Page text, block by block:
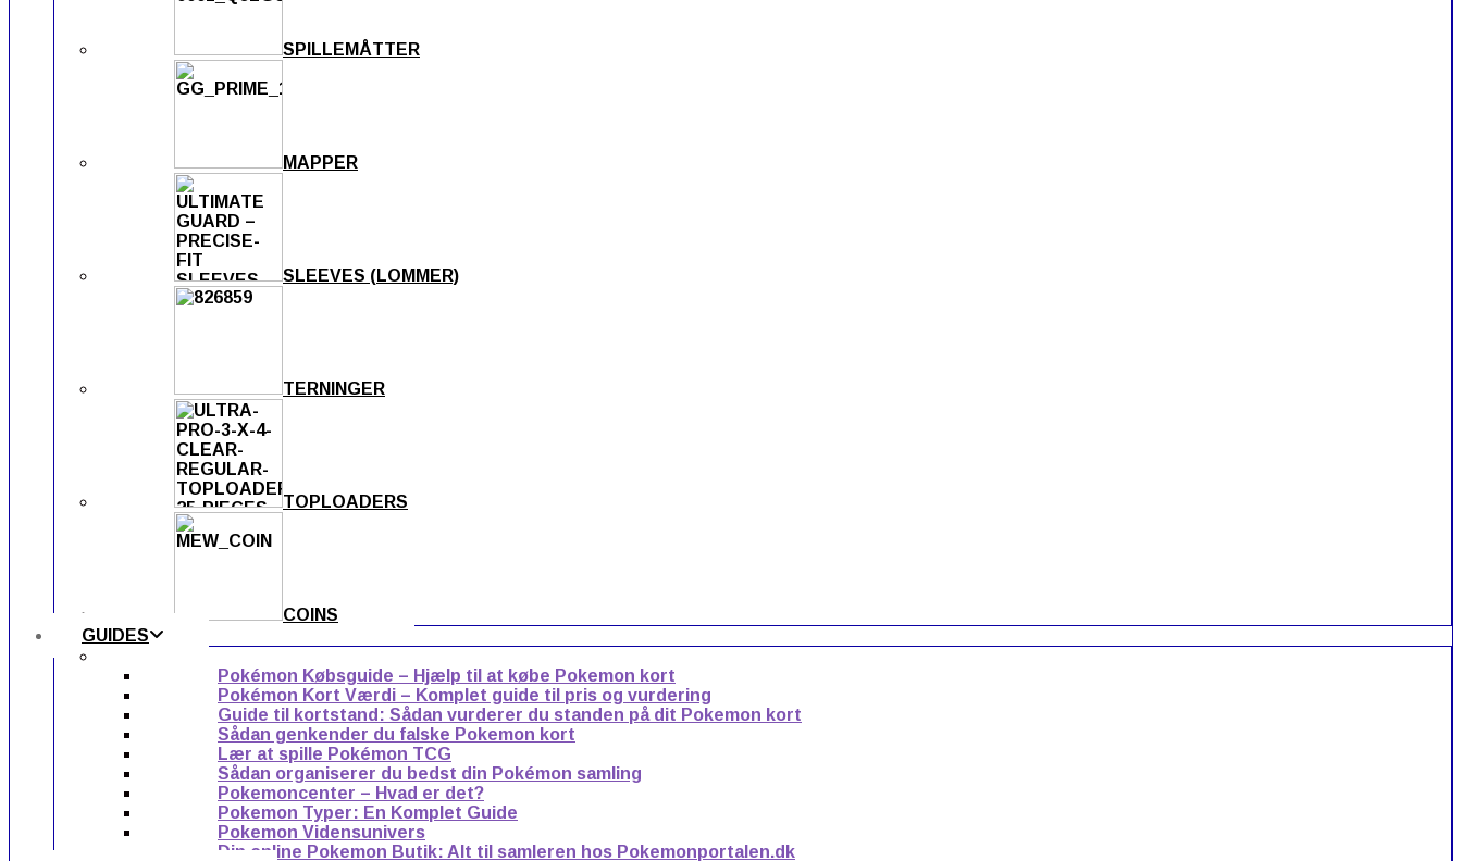
SPILLEMÅTTER
MAPPER
SLEEVES (LOMMER)
TERNINGER
TOPLOADERS
COINS
GUIDES
Pokémon Købsguide – Hjælp til at købe Pokemon kort
Pokémon Kort Værdi – Komplet guide til pris og vurdering
Guide til kortstand: Sådan vurderer du standen på dit Pokemon kort
Sådan genkender du falske Pokemon kort
Lær at spille Pokémon TCG
Sådan organiserer du bedst din Pokémon samling
Pokemoncenter – Hvad er det?
Pokemon Typer: En Komplet Guide
Pokemon Vidensunivers
Din online Pokemon Butik: Alt til samleren hos Pokemonportalen.dk